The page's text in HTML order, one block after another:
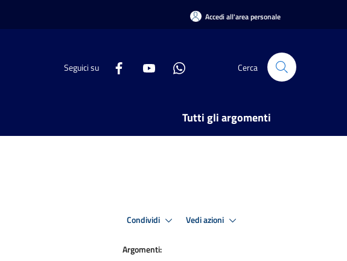
Accedi all'area personale
Seguici su Cerca
Tutti gli argomenti
Condividi Vedi azioni
Argomenti: